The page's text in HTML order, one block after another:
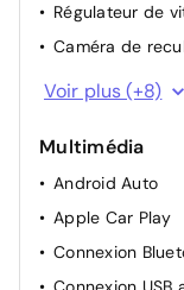
Régulateur de
Caméra de
Capteur de
Capteur de pluie
Radar de
Capteurs de
Voir plus (+8)
Multimédia
Android Auto
Apple Car Play
Connexion